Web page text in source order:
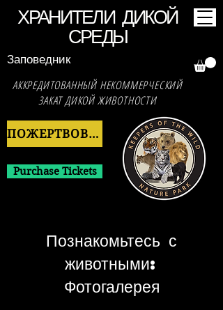
ХРАНИТЕЛИ ДИКОЙ
СРЕДЫ
Заповедник
АККРЕДИТОВАННЫЙ НЕКОММЕРЧЕСКИЙ
ЗАКАТ ДИКОЙ ЖИВОТНОСТИ
ПОЖЕРТВОВАТЬ СЕЙЧАС
Purchase Tickets
Познакомьтесь с
животными:
Фотогалерея